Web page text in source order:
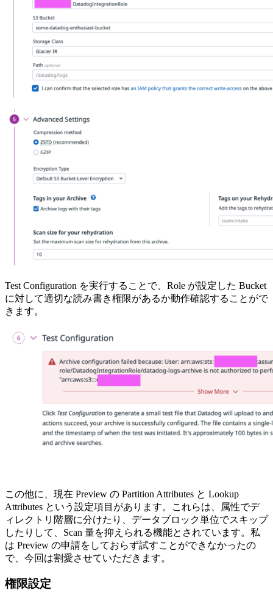
Test Configuration を実行することで、Role が設定した Bucket
に対して適切な読み書き権限があるか動作確認することがで
きます。
この他に、現在 Preview の Partition Attributes と Lookup
Attributes という設定項目があります。これらは、属性でデ
ィレクトリ階層に分けたり、データブロック単位でスキップ
したりして、Scan 量を抑えられる機能とされています。私
は Preview の申請をしておらず試すことができなかったの
で、今回は割愛させていただきます。
権限設定